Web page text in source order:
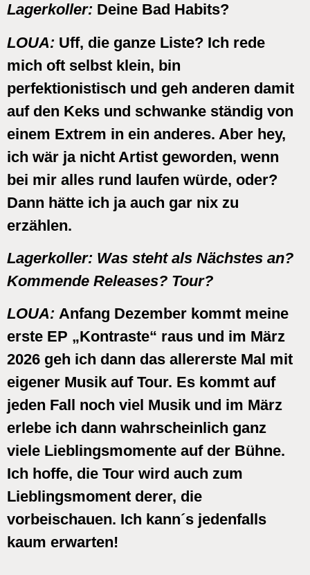
Lagerkoller: Deine Bad Habits?
LOUA: Uff, die ganze Liste? Ich rede
mich oft selbst klein, bin
perfektionistisch und geh anderen damit
auf den Keks und schwanke ständig von
einem Extrem in ein anderes. Aber hey,
ich wär ja nicht Artist geworden, wenn
bei mir alles rund laufen würde, oder?
Dann hätte ich ja auch gar nix zu
erzählen.
Lagerkoller: Was steht als Nächstes an?
Kommende Releases? Tour?
LOUA: Anfang Dezember kommt meine
erste EP „Kontraste“ raus und im März
2026 geh ich dann das allererste Mal mit
eigener Musik auf Tour. Es kommt auf
jeden Fall noch viel Musik und im März
erlebe ich dann wahrscheinlich ganz
viele Lieblingsmomente auf der Bühne.
Ich hoffe, die Tour wird auch zum
Lieblingsmoment derer, die
vorbeischauen. Ich kann´s jedenfalls
kaum erwarten!